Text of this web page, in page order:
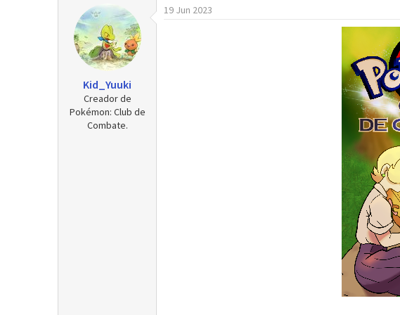
a
d
e
i
i
c
i
Kid_Yuuki
Creador de
Pokémon: Club de
Combate.
19 Jun 2023